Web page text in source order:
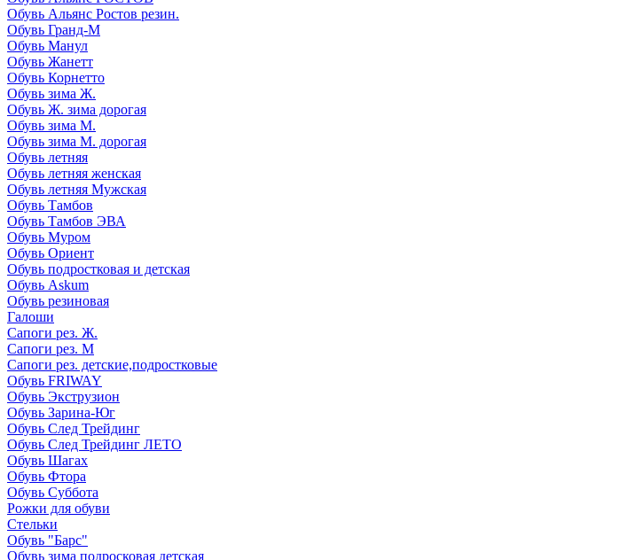
Обувь Альянс Ростов резин.
Обувь Гранд-М
Обувь Манул
Обувь Жанетт
Обувь Корнетто
Обувь зима Ж.
Обувь Ж. зима дорогая
Обувь зима М.
Обувь зима М. дорогая
Обувь летняя
Обувь летняя женская
Обувь летняя Мужская
Обувь Тамбов
Обувь Тамбов ЭВА
Обувь Муром
Обувь Ориент
Обувь подростковая и детская
Обувь Askum
Обувь резиновая
Галоши
Сапоги рез. Ж.
Сапоги рез. М
Сапоги рез. детские,подростковые
Обувь FRIWAY
Обувь Экструзион
Обувь Зарина-Юг
Обувь След Трейдинг
Обувь След Трейдинг ЛЕТО
Обувь Шагах
Обувь Фтора
Обувь Суббота
Рожки для обуви
Стельки
Обувь "Барс"
Обувь зима подросковая детская